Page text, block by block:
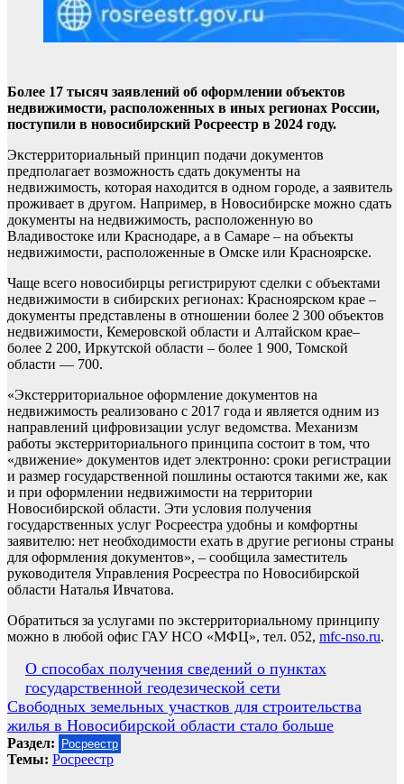
Более 17 тысяч заявлений об оформлении объектов
недвижимости, расположенных в иных регионах России,
поступили в новосибирский Росреестр в 2024 году.
Экстерриториальный принцип подачи документов
предполагает возможность сдать документы на
недвижимость, которая находится в одном городе, а заявитель
проживает в другом. Например, в Новосибирске можно сдать
документы на недвижимость, расположенную во
Владивостоке или Краснодаре, а в Самаре – на объекты
недвижимости, расположенные в Омске или Красноярске.
Чаще всего новосибирцы регистрируют сделки с объектами
недвижимости в сибирских регионах: Красноярском крае –
документы представлены в отношении более 2 300 объектов
недвижимости, Кемеровской области и Алтайском крае–
более 2 200, Иркутской области – более 1 900, Томской
области — 700.
«Экстерриториальное оформление документов на
недвижимость реализовано с 2017 года и является одним из
направлений цифровизации услуг ведомства. Механизм
работы экстерриториального принципа состоит в том, что
«движение» документов идет электронно: сроки регистрации
и размер государственной пошлины остаются такими же, как
и при оформлении недвижимости на территории
Новосибирской области. Эти условия получения
государственных услуг Росреестра удобны и комфортны
заявителю: нет необходимости ехать в другие регионы страны
для оформления документов», – сообщила заместитель
руководителя Управления Росреестра по Новосибирской
области Наталья Ивчатова.
Обратиться за услугами по экстерриториальному принципу
можно в любой офис ГАУ НСО «МФЦ», тел. 052, mfc-nso.ru.
Навигация
по
записям
О способах получения сведений о пунктах
государственной геодезической сети
Свободных земельных участков для строительства
жилья в Новосибирской области стало больше
Раздел: Росреестр
Темы: Росреестр